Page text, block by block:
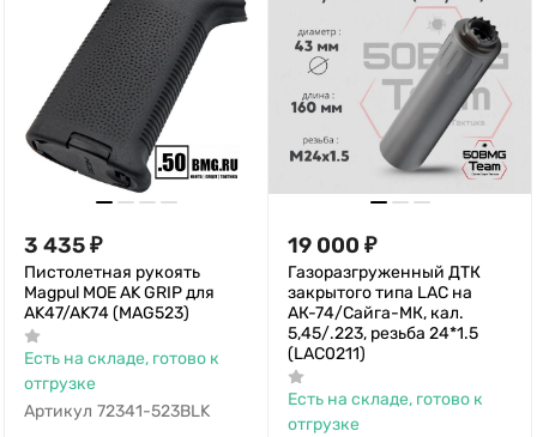
3 435₽
Пистолетная рукоять
Magpul MOE AK GRIP для
AK47/AK74 (MAG523)
Есть на складе, готово к
отгрузке
Артикул 72341-523BLK
19 000 ₽
Газоразгруженный ДТК
закрытого типа LAC на
АК-74/Сайга-МК, кал.
5,45/.223, резьба 24*1.5
(LAC0211)
Есть на складе, готово к
отгрузке